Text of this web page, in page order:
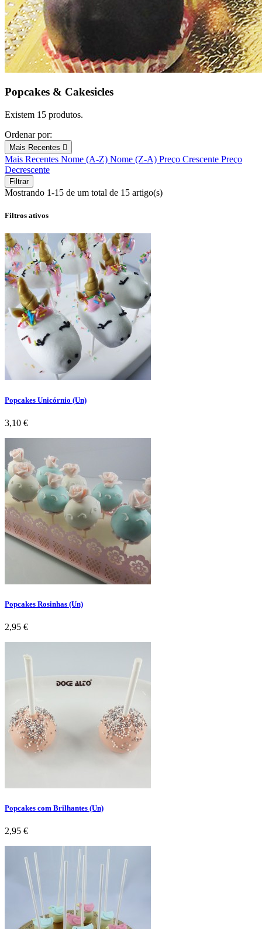
Popcakes & Cakesicles
Existem 15 produtos.
Ordenar por:
Mais Recentes 
Mais Recentes Nome (A-Z) Nome (Z-A) Preço Crescente Preço
Decrescente
Filtrar
Mostrando 1-15 de um total de 15 artigo(s)
Filtros ativos
Popcakes Unicórnio (Un)
Preço
3,10 €
Popcakes Rosinhas (Un)
Preço
2,95 €
Popcakes com Brilhantes (Un)
Preço
2,95 €